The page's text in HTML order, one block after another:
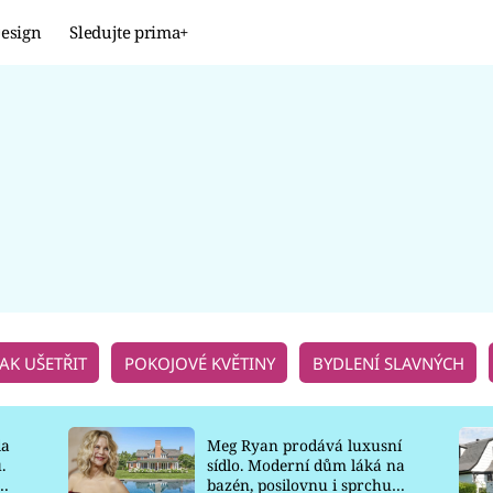
Sledujte prima+
UŠETŘIT POKOJOVÉ KVĚTINY BYDLENÍ SLAVNÝCH
Meg Ryan prodává luxusní
sídlo. Moderní dům láká na
bazén, posilovnu i sprchu